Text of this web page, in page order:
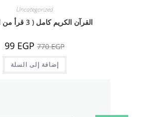
Uncategorized
القرآن الكريم كامل ( 3 قرأ من اخيارك )
770EGP السعر
الأصلي
هو:
770 EGP.
99 EGP
هو:
إضافة إلى السلة